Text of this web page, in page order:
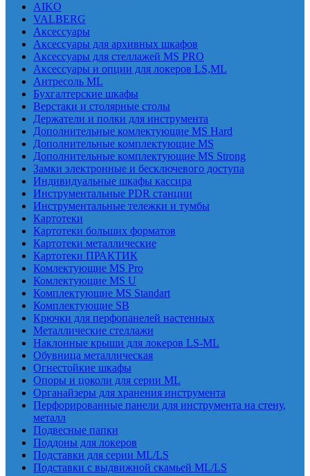
AIKO
VALBERG
Аксессуары
Аксессуары для архивных шкафов
Аксессуары для стеллажей MS PRO
Аксессуары и опции для локеров LS,ML
Антресоль ML
Бухгалтерские шкафы
Верстаки и столярные столы
Держатели и полки для инструмента
Дополнительные комлектующие MS Hard
Дополнительные комплектующие MS
Дополнительные комплектующие MS Strong
Замки электронные и бесключевого доступа
Индивидуальные шкафы кассира
Инструментальные PDR станции
Инструментальные тележки и тумбы
Картотеки
Картотеки больших форматов
Картотеки металлические
Картотеки ПРАКТИК
Комлектующие MS Pro
Комлектующие MS U
Комплектующие MS Standart
Комплектующие SB
Крючки для перфопанелей настенных
Металлические стеллажи
Наклонные крыши для локеров LS-ML
Обувница металлическая
Огнестойкие шкафы
Опоры и цоколи для серии ML
Органайзеры для хранения инструмента
Перфорированные панели для инструмента на стену,
металл
Подвесные папки
Поддоны для локеров
Подставки для серии ML/LS
Подставки с выдвижной скамьей ML/LS